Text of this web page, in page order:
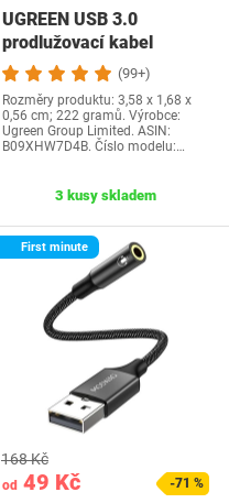
UGREEN USB 3.0
prodlužovací kabel
prodlužovací kabel USB
(99+)
Rozměry produktu: 3,58 x 1,68 x
0,56 cm; 222 gramů. Výrobce:
Ugreen Group Limited. ASIN:
B09XHW7D4B. Číslo modelu:…
3 kusy skladem
First minute
od 49 Kč
168 Kč
-71 %